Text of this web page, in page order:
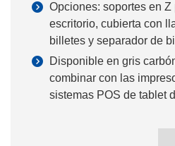
Opciones: soportes en Z
escritorio, cubierta con
billetes y separador de
Disponible en gris
combinar con las
sistemas POS de tablet